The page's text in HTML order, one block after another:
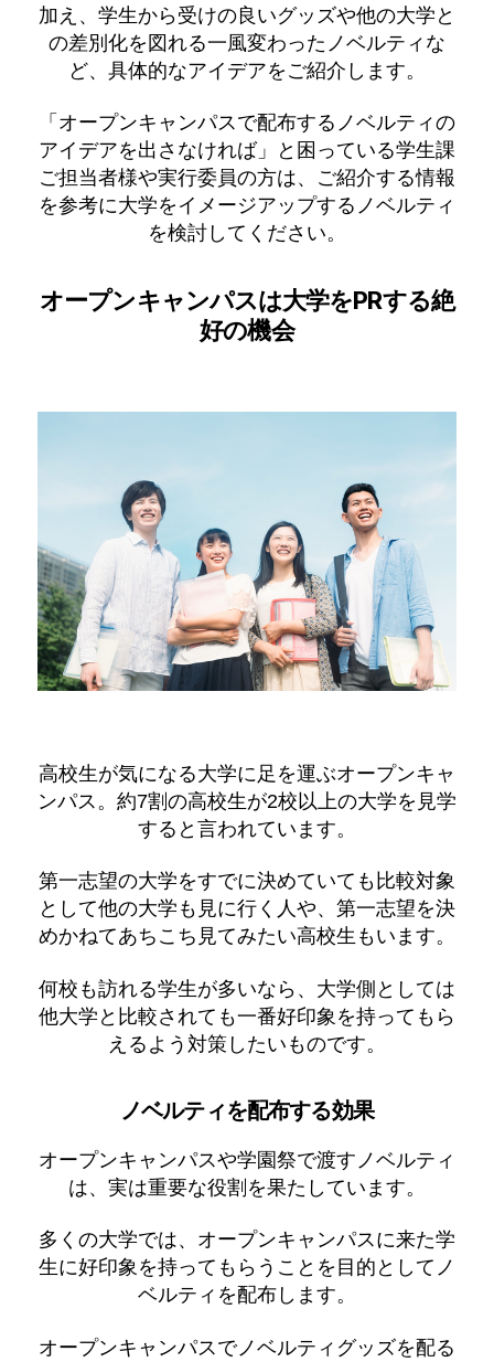
加え、学生から受けの良いグッズや他の大学と
の差別化を図れる一風変わったノベルティな
ど、具体的なアイデアをご紹介します。
「オープンキャンパスで配布するノベルティの
アイデアを出さなければ」と困っている学生課
ご担当者様や実行委員の方は、ご紹介する情報
を参考に大学をイメージアップするノベルティ
を検討してください。
オープンキャンパスは大学をPRする絶
好の機会
高校生が気になる大学に足を運ぶオープンキャ
ンパス。約7割の高校生が2校以上の大学を見学
すると言われています。
第一志望の大学をすでに決めていても比較対象
として他の大学も見に行く人や、第一志望を決
めかねてあちこち見てみたい高校生もいます。
何校も訪れる学生が多いなら、大学側としては
他大学と比較されても一番好印象を持ってもら
えるよう対策したいものです。
ノベルティを配布する効果
オープンキャンパスや学園祭で渡すノベルティ
は、実は重要な役割を果たしています。
多くの大学では、オープンキャンパスに来た学
生に好印象を持ってもらうことを目的としてノ
ベルティを配布します。
オープンキャンパスでノベルティグッズを配る